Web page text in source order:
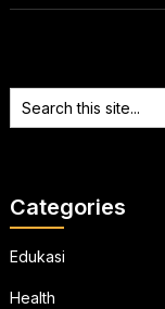
Categories
Edukasi
Health